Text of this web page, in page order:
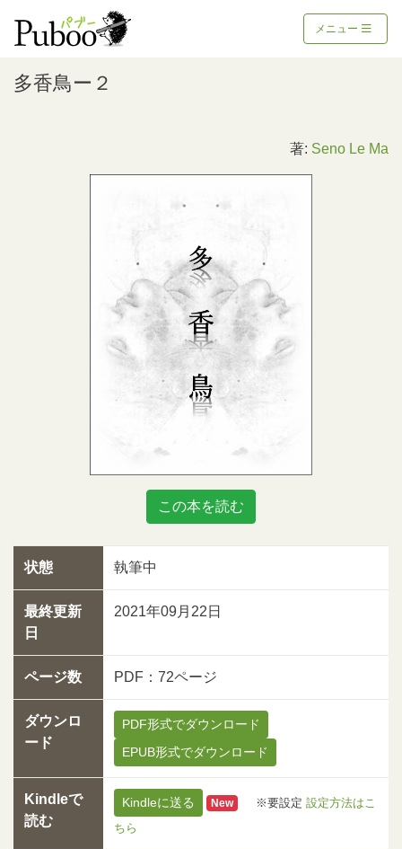
メニュー
多香鳥ー２
著: Seno Le Ma
この本を読む
状態 執筆中
最終更新
日
2021年09月22日
ページ数 PDF：72ページ
ダウンロ
ード
PDF形式でダウンロード
EPUB形式でダウンロード
Kindleで
読む
Kindleに送る New ※要設定 設定方法はこ
ちら